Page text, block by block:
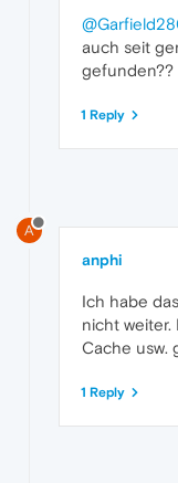
auch seit
gefunden??
1 Reply
A
anphi
Ich habe
nicht weiter.
Cache usw.
1 Reply